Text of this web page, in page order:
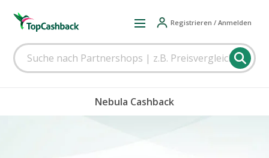
Registrieren / Anmelden
Nebula Cashback